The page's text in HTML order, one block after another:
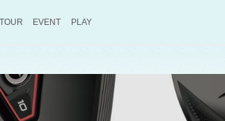
TOUR EVENT PLAY